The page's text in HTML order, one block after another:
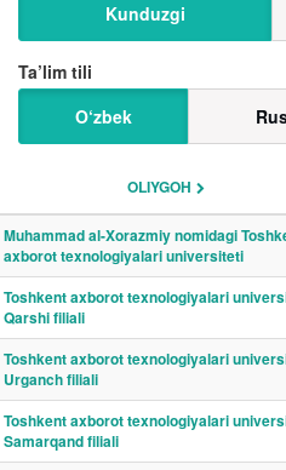
Kunduzgi
Ta’lim tili
O‘zbek
OLIYGOH
Muhammad al-Xorazmiy nomidagi
axborot texnologiyalari universiteti
Toshkent axborot texnologiyalari
Qarshi filiali
Toshkent axborot texnologiyalari
Urganch filiali
Toshkent axborot texnologiyalari
Samarqand filiali